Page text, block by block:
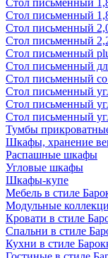
Стол письменный
Стол письменный
Стол письменный
Стол письменный
Стол письменный
Стол письменный
Стол письменный
Стол письменный
Стол письменный
Стол письменный
Тумбы
Шкафы, хранение
Распашные шкафы
Угловые шкафы
Шкафы-купе
Мебель в стиле
Модульные
Кровати в стиле
Спальни в стиле
Кухни в стиле